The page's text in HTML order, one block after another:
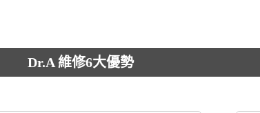
Dr.A 維修6大優勢